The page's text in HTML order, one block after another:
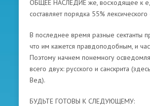
ОБЩЕЕ НАСЛЕДИЕ же, восходящее к
составляет порядка 55%
В последнее время разные сектанты
что им кажется правдоподобным, и
Поэтому начнем понемногу
всего двух: русского и санскрита
Вед).
БУДЬТЕ ГОТОВЫ К СЛЕДУЮЩЕМУ: